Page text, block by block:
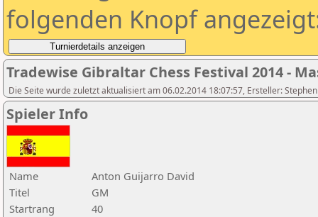
folgenden Knopf
Tradewise Gibraltar Chess Festival 2014 -
Die Seite wurde zuletzt aktualisiert am 06.02.2014 18:07:57, Ersteller:
Spieler Info
Name
Anton Guijarro David
Titel
GM
Startrang
40